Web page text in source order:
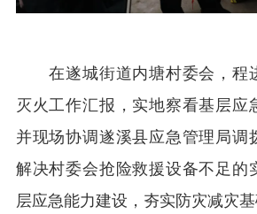
在遂城街道内塘村委会，程
灭火工作汇报，实地察看基层应
并现场协调遂溪县应急管理局调
解决村委会抢险救援设备不足的
层应急能力建设，夯实防灾减灾基